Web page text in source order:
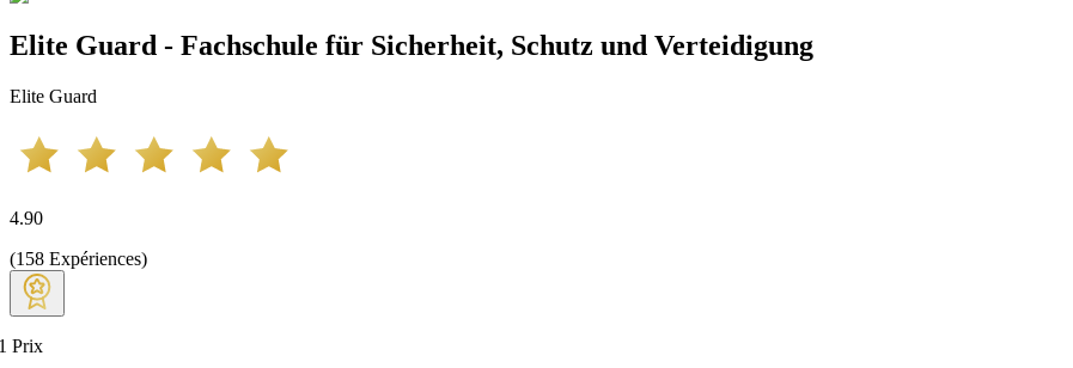
Elite Guard - Fachschule für Sicherheit, Schutz und Verteidigung
Elite Guard
4.90
(158 Expériences)
Prix